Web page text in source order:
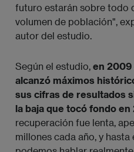
futuro estarán sobre todo
volumen de población",
autor del estudio.
Según el estudio, en 2009
alcanzó máximos
sus cifras de resultados
la baja que tocó fondo en
recuperación fue lenta,
millones cada año, y hasta